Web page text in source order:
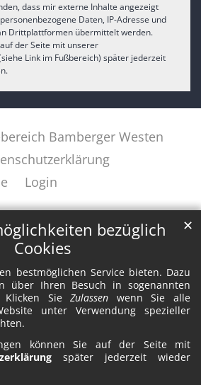
bezüglich
Cookies
bestmöglichen Service bieten. Dazu
über Ihren Besuch in sogenannten
Klicken SieZulassen wenn Sie alle
unter Verwendung spezieller
können Sie auf der Seite mit
später jederzeit wieder
✕
dass mir externe Inhalte angezeigt
Daten, IP-Adresse und
Drittplattformen übermittelt werden.
der Seite mit unserer
Link im Fußbereich) später jederzeit
Bamberger Westen
Login